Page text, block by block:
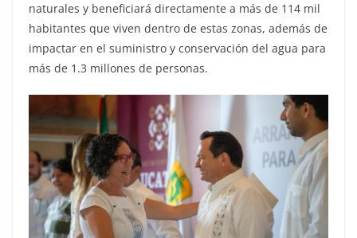
naturales y beneficiará directamente a más de 114 mil
habitantes que viven dentro de estas zonas, además de
impactar en el suministro y conservación del agua para
más de 1.3 millones de personas.